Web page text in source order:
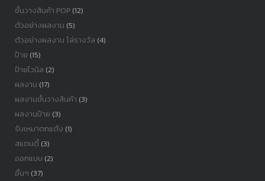
ชั้นวางสินค้า POP(12)
ตัวอย่างผลงาน (5)
ตัวอย่างผลงาน โล่รางวัล (4)
ป้าย (15)
ป้ายไวนิล (2)
ผลงาน (17)
ผลงานชั้นวางสินค้า (3)
ผลงานป้าย (3)
รับเหมาตกแต้ง (1)
สแตนดี้(3)
ออกแบบ (2)
อื่นๆ (37)